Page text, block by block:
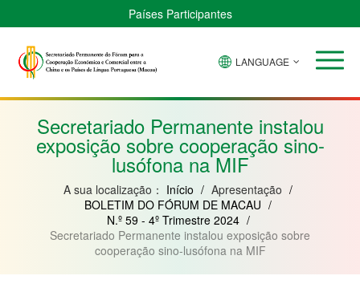
Países Participantes
Verde
Bissau
Guiné
Moçambique
LANGUAGE
Secretariado Permanente instalou
exposição sobre cooperação sino-
lusófona na MIF
A sua localização： Início / Apresentação /
BOLETIM DO FÓRUM DE MACAU /
N.º 59 - 4º Trimestre 2024 /
Secretariado Permanente instalou exposição sobre
cooperação sino-lusófona na MIF